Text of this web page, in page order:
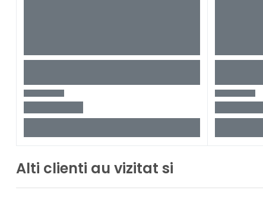
Alti clienti au vizitat si